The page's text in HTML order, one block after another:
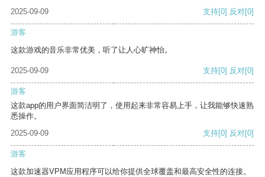
2025-09-09
支持[0] 反对[0]
游客
这款游戏的音乐非常优美，听了让人心旷神怡。
2025-09-09 支持[0] 反对[0]
游客
这款app的用户界面简洁明了，使用起来非常容易上手，让我能够快速熟
悉操作。
2025-09-09
支持[0] 反对[0]
游客
这款加速器VPM应用程序可以给你提供全球覆盖和最高安全性的连接。